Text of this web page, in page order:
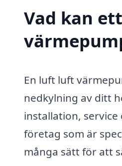
Vad kan
En luft luft
nedkylning av ditt
installation,
företag som är
många sätt för att